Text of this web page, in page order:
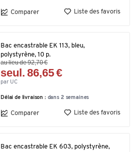
Comparer Liste des favoris
Bac encastrable EK 113, bleu,
polystyrène, 10 p.
au lieu de 92,70 €
seul. 86,65 €
par UC
Délai de livraison : dans 2 semaines
Comparer Liste des favoris
Bac encastrable EK 603, polystyrène,